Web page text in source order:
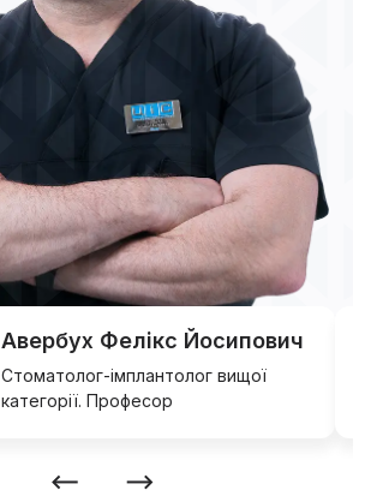
Авербух Фелікс Йосипович
Стоматолог-імплантолог вищої
категорії. Професор